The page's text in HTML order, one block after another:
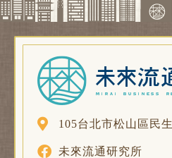
105台北市松山區民
未來流通研究所